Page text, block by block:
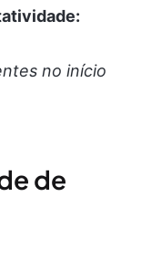
no início
de